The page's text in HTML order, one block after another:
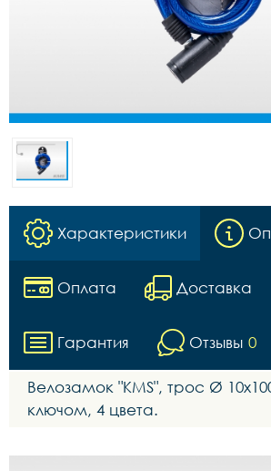
Характеристики
Оплата Доставка
Гарантия Отзывы 0
Велозамок "KMS", трос Ø
ключом, 4 цвета.